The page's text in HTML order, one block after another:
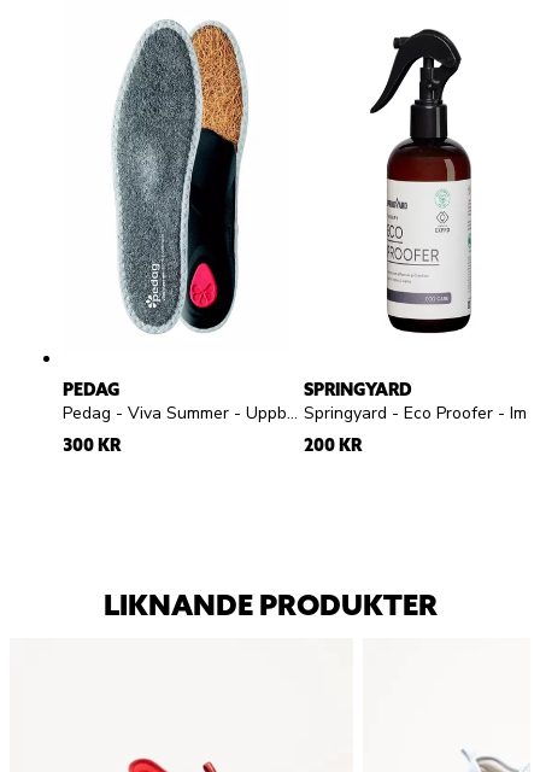
PEDAG
Pedag - Viva Summer - Uppbyggd frottésula
300 KR
SPRINGYARD
200 KR
LIKNANDE PRODUKTER